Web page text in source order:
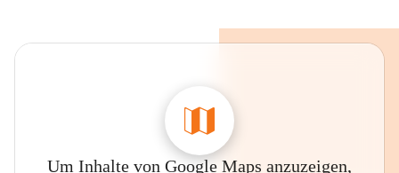
Um Inhalte von Google Maps anzuzeigen,